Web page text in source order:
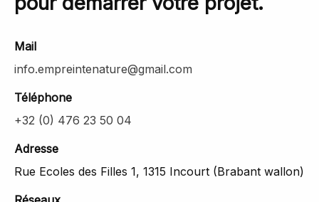
Mail
info.empreintenature@gmail.com
Téléphone
+32 (0) 476 23 50 04
Adresse
Rue Ecoles des Filles 1, 1315 Incourt (Brabant wallon)